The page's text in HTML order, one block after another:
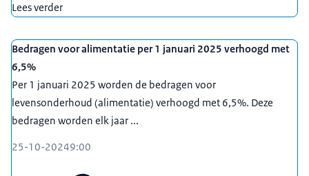
Lees verder
Bedragen voor alimentatie per 1 januari 2025 verhoogd met
6,5%
Per 1 januari 2025 worden de bedragen voor
levensonderhoud (alimentatie) verhoogd met 6,5%. Deze
bedragen worden elk jaar ...
25-10-20249:00